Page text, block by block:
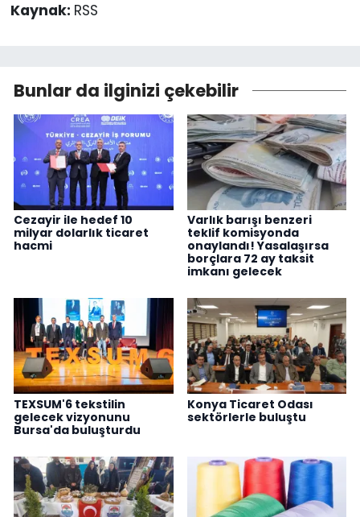
Kaynak: RSS
Bunlar da ilginizi çekebilir
Cezayir ile hedef 10
milyar dolarlık ticaret
hacmi
Varlık barışı benzeri
teklif komisyonda
onaylandı! Yasalaşırsa
borçlara 72 ay taksit
imkanı gelecek
TEXSUM'6 tekstilin
gelecek vizyonunu
Bursa'da buluşturdu
Konya Ticaret Odası
sektörlerle buluştu